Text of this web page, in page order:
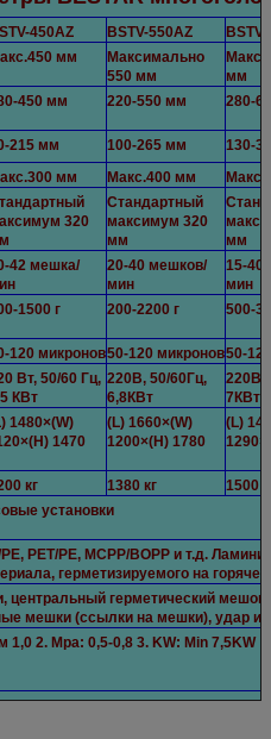
450AZ BSTV-550AZ
мм
Максимально
550 мм
мм
450 мм 220-550 мм 280-
215 мм 100-265 мм
130-
мм Макс.400 мм
320
Стандартный
максимум 320
мм
мм
42 мешка/
20-40 мешков/
мин
15-40
мин
1500 г 200-2200 г 500-
120 микронов50-120 микронов50-
Вт, 50/60 Гц,
КВт
220В, 50/60Гц,
6,8КВт
220В,
7КВт
1480×(W)
1470
(L) 1660×(W)
1200×(H) 1780
(L)
кг 1380 кг
1500
установки
PE, PET/PE, MCPP/BOPP и т.д.
герметизируемого на
центральный герметический
мешки (ссылки на мешки), удар и
2. Mpa: 0,5-0,8 3. KW: Min 7,5KW
220 В, однофазное, можно